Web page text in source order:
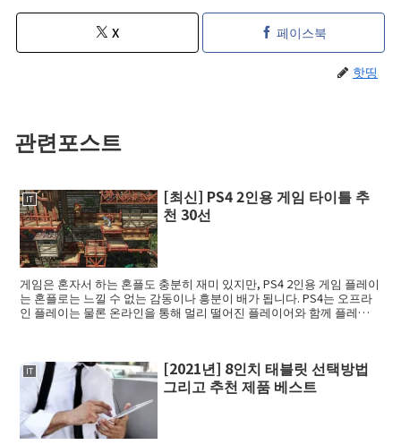
X 페이스북
핫띵
관련포스트
IT
[최신] PS4 2인용 게임 타이틀 추
천 30선
게임은 혼자서 하는 혼플도 충분히 재미 있지만, PS4 2인용 게임 플레이
는 혼플로는 느낄 수 없는 감동이나 흥분이 배가 됩니다. PS4는 오프라
인 플레이는 물론 온라인을 통해 멀리 떨어진 플레이어와 함께 플레이
IT
[2021년] 8인치 태블릿 선택방법
그리고 추천 제품 베스트